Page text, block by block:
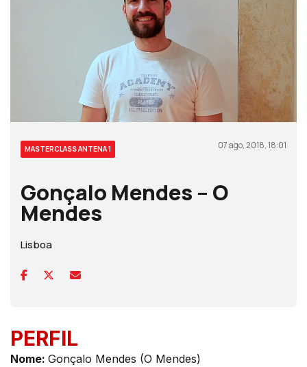
MASTERCLASS ANTENA 1 07 ago, 2018, 18:01
Gonçalo Mendes – O
Mendes
Lisboa
PERFIL
Nome: Gonçalo Mendes (O Mendes)